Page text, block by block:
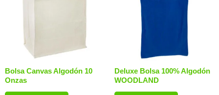
Bolsa Canvas Algodón 10
Onzas
Deluxe Bolsa 100% Algodón
WOODLAND